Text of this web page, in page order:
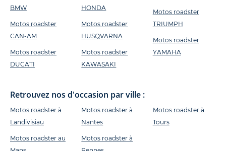
BMW
Motos roadster
CAN-AM
Motos roadster
DUCATI
HONDA
Motos roadster
HUSQVARNA
Motos roadster
KAWASAKI
Motos roadster
TRIUMPH
Motos roadster
YAMAHA
Retrouvez nos d'occasion par ville :
Motos roadster à
Landivisiau
Motos roadster au
Motos roadster à
Nantes
Motos roadster à
Motos roadster à
Tours